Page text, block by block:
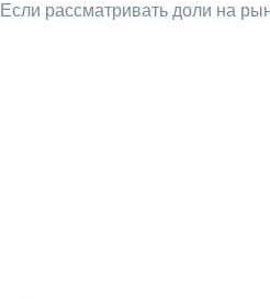
Если рассматривать доли на